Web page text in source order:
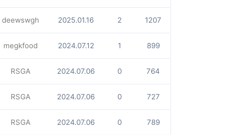
deewswgh 2025.01.16 2 1207
megkfood 2024.07.12 1 899
RSGA 2024.07.06 0 764
RSGA 2024.07.06 0 727
RSGA 2024.07.06 0 789